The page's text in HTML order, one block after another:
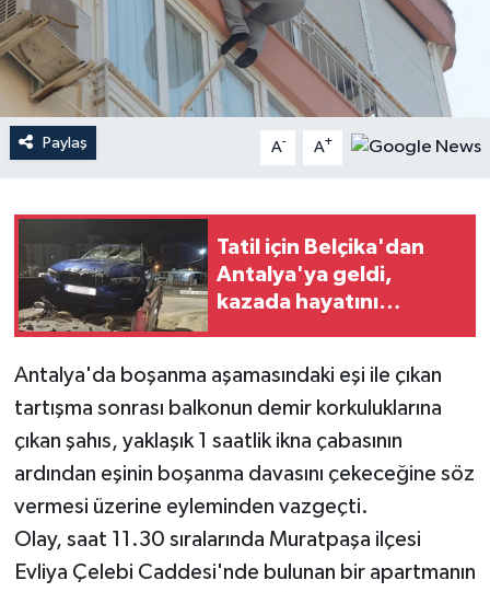
Paylaş A- A+
Tatil için Belçika'dan
Antalya'ya geldi,
kazada hayatını
Antalya'da boşanma aşamasındaki eşi ile çıkan
tartışma sonrası balkonun demir korkuluklarına
çıkan şahıs, yaklaşık 1 saatlik ikna çabasının
ardından eşinin boşanma davasını çekeceğine söz
vermesi üzerine eyleminden vazgeçti.
Olay, saat 11.30 sıralarında Muratpaşa ilçesi
Evliya Çelebi Caddesi'nde bulunan bir apartmanın
Magazin
Öğle Bülteni
Sağlık
Siyaset
Sosyal medya
Spor
Teknoloji
Televizyon
Yaşam